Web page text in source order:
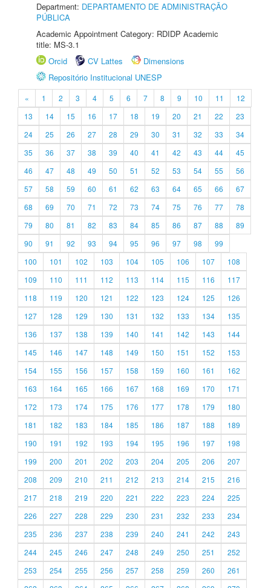
Department: DEPARTAMENTO DE ADMINISTRAÇÃO
PÚBLICA
Academic Appointment Category: RDIDP Academic
title: MS-3.1
Orcid
CV Lattes
Dimensions
Repositório Institucional UNESP
« 1 2 3 4 5 6 7 8 9 10 11
12
13
14 15 16 17 18 19 20 21 22
23
24
25 26 27 28 29 30 31 32 33
34
35
36 37 38 39 40 41 42 43 44
45
46
47 48 49 50 51 52 53 54 55
56
57
58 59 60 61 62 63 64 65 66
67
68
69 70 71 72 73 74 75 76 77
78
79
80 81 82 83 84 85 86 87 88
89
90
91 92 93 94 95 96 97 98
99
100
101 102 103 104 105 106 107
108
109
110 111 112 113 114 115 116
117
118
119 120 121 122 123 124 125
126
127
128 129 130 131 132 133 134
135
136
137 138 139 140 141 142 143
144
145
146 147 148 149 150 151 152
153
154
155 156 157 158 159 160 161
162
163
164 165 166 167 168 169 170
171
172
173 174 175 176 177 178 179
180
181
182 183 184 185 186 187 188
189
190
191 192 193 194 195 196 197
198
199
200 201 202 203 204 205 206
207
208
209 210 211 212 213 214 215
216
217
218 219 220 221 222 223 224
225
226
227 228 229 230 231 232 233
234
235
236 237 238 239 240 241 242
243
244
245 246 247 248 249 250 251
252
253
254 255 256 257 258 259 260
261